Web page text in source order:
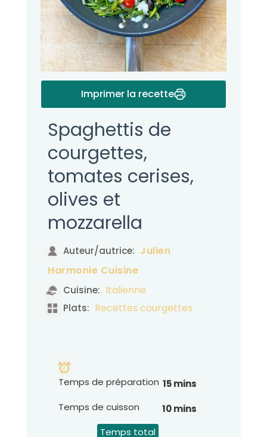
Imprimer la recette
Spaghettis de
courgettes,
tomates cerises,
olives et
mozzarella
Auteur/autrice: Julien
Harmonie Cuisine
Cuisine: Italienne
Plats: Recettes courgettes
Temps de préparation 15 mins
Temps de cuisson
10 mins
Temps total